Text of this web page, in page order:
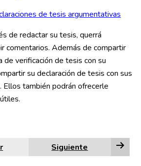
de tesis argumentativas
de redactar su tesis, querrá
comentarios. Además de compartir
de verificación de tesis con su
su declaración de tesis con sus
Ellos también podrán ofrecerle
Siguiente